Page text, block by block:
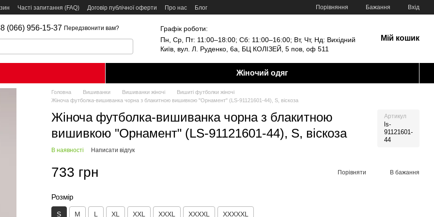
Часті запитання (FAQ) Договір публічної оферти Про нас Блог Порівняння Бажання Вхід
(066) 956-15-37 Передзвонити вам?
Графік роботи:
Пн, Ср, Пт: 11:00–18:00; Сб: 11:00–16:00; Вт, Чт, Нд: Вихідний
Київ, вул. Л. Руденко, 6а, БЦ КОЛІЗЕЙ, 5 пов, оф 511
Мій кошик
Жіночий одяг
Головна Вишиванки Вишиванки жіночі
Вишиті футболки жіночі
Жіноча футболка-вишиванка чорна з блакитною вишивкою "Орнамент" (LS-91121601-44), S, віскоза
Жіноча футболка-вишиванка чорна з блакитною
вишивкою "Орнамент" (LS-91121601-44), S, віскоза
Артикул
ls-
91121601-
44
В наявності Написати відгук
733 грн Порівняти В бажання
Розмір
S M L XL XXL XXXL XXXXL XXXXXL